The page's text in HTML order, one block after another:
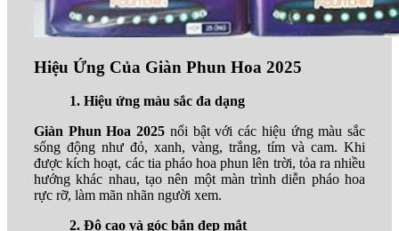
Hiệu Ứng Của Giàn Phun Hoa 2025
1. Hiệu ứng màu sắc đa dạng
Giàn Phun Hoa 2025 nổi bật với các hiệu ứng màu sắc
sống động như đỏ, xanh, vàng, trắng, tím và cam. Khi
được kích hoạt, các tia pháo hoa phun lên trời, tỏa ra nhiều
hướng khác nhau, tạo nên một màn trình diễn pháo hoa
rực rỡ, làm mãn nhãn người xem.
2. Độ cao và góc bắn đẹp mắt